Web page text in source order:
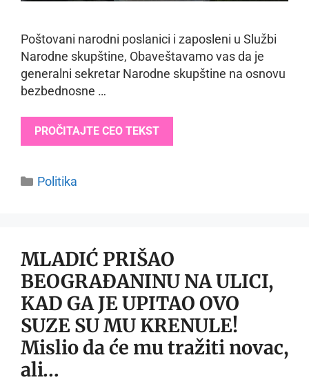
Poštovani narodni poslanici i zaposleni u Službi
Narodne skupštine, Obaveštavamo vas da je
generalni sekretar Narodne skupštine na osnovu
bezbednosne …
PROČITAJTE CEO TEKST
Categories
Politika
MLADIĆ PRIŠAO
BEOGRAĐANINU NA ULICI,
KAD GA JE UPITAO OVO
SUZE SU MU KRENULE!
Mislio da će mu tražiti novac,
ali…